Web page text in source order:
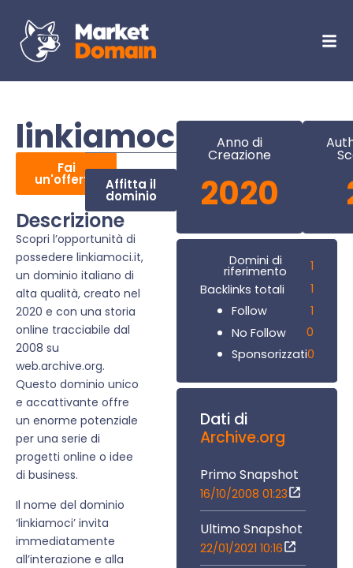
linkiamoci.it
Fai
un'offerta Affitta il
dominio
Descrizione
Scopri l’opportunità di
possedere linkiamoci.it,
un dominio italiano di
alta qualità, creato nel
2020 e con una storia
online tracciabile dal
2008 su
web.archive.org.
Questo dominio unico
e accattivante offre
un enorme potenziale
per una serie di
progetti online o idee
di business.
Il nome del dominio
‘linkiamoci’ invita
immediatamente
all’interazione e alla
Anno di
Creazione
2020
Domini di
riferimento
1
Backlinks totali
1
Follow
1
No Follow
0
Sponsorizzati0
Dati di
Archive.org
Primo Snapshot
16/10/2008 01:23
Ultimo Snapshot
22/01/2021 10:16